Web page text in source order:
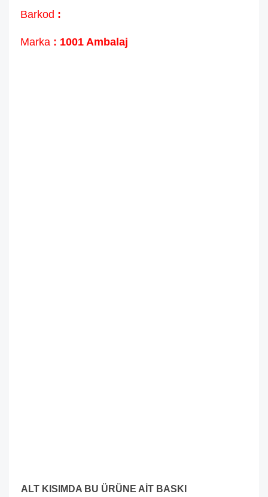
Barkod :
Marka : 1001 Ambalaj
ALT KISIMDA BU ÜRÜNE AİT BASKI